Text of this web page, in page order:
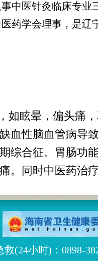
中医针灸临床专业
药学会理事，是辽
眩晕，偏头痛
血性脑血管病导
综合征。胃肠功
。同时中医药治
救(24小时)：0898-